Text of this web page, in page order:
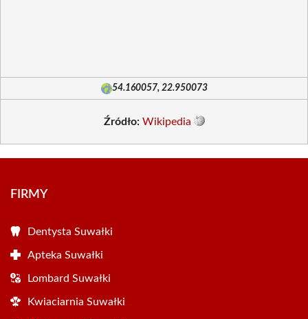
54.160057, 22.950073
Źródło: Wikipedia
FIRMY
Dentysta Suwałki
Apteka Suwałki
Lombard Suwałki
Kwiaciarnia Suwałki